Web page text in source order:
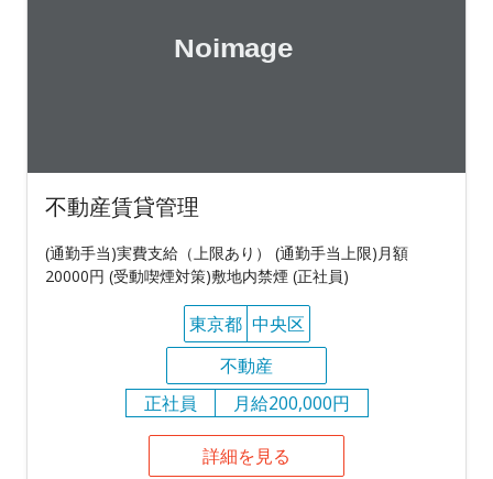
不動産賃貸管理
(通勤手当)実費支給（上限あり） (通勤手当上限)月額
20000円 (受動喫煙対策)敷地内禁煙 (正社員)
東京都 中央区
不動産
正社員
月給200,000円
詳細を見る